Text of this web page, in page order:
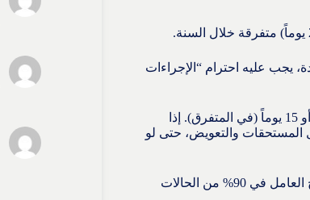
يجب عليه احترام “الإجراءات
إنذار العامل كتابياً بعد غياب 5 أيام (في المتصل) أو 15 يوماً (في المتفرق). إذا
المستحقات والتعويض، حتى لو
نحن كمحامين، نطعن دائماً في إجراءات المادة 41 ونحول القضية لصالح العامل في 90% من الحالات